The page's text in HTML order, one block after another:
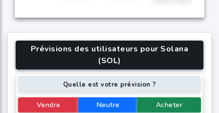
Prévisions des utilisateurs pour Solana
(SOL)
Quelle est votre prévision ?
Vendre Neutre Acheter